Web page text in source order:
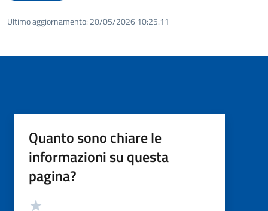
Ultimo aggiornamento: 20/05/2026 10:25.11
Quanto sono chiare le
informazioni su questa
pagina?
Valutazione